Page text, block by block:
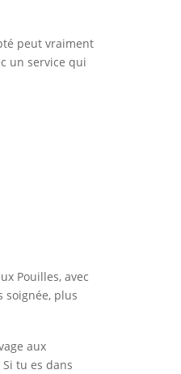
peut vraiment
un service qui
Pouilles, avec
plus
aux
tu es dans